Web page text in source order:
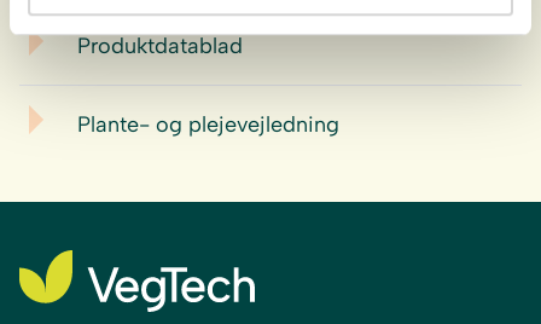
Produktdatablad
Plante- og plejevejledning